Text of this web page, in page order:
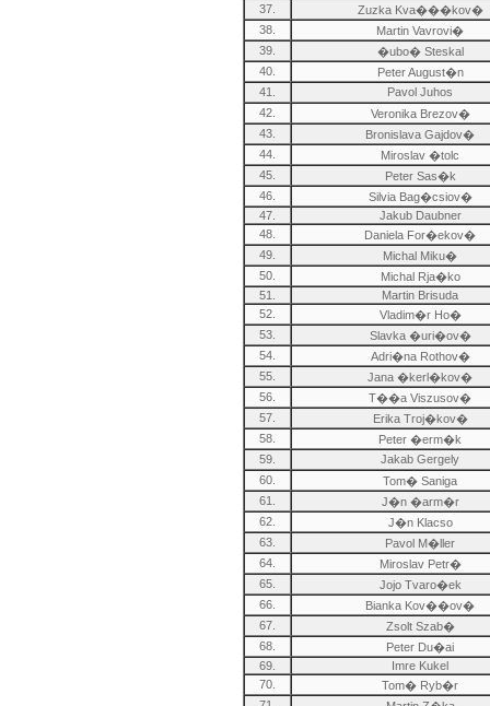
37.
Zuzka Kva���kov�
38.
Martin Vavrovi�
39.
�ubo� Steskal
40.
Peter August�n
41.
Pavol Juhos
42.
Veronika Brezov�
43.
Bronislava Gajdov�
44.
Miroslav �tolc
45.
Peter Sas�k
46.
Silvia Bag�csiov�
47.
Jakub Daubner
48.
Daniela For�ekov�
49.
Michal Miku�
50.
Michal Rja�ko
51.
Martin Brisuda
52.
Vladim�r Ho�
53.
Slavka �uri�ov�
54.
Adri�na Rothov�
55.
Jana �kerl�kov�
56.
T��a Viszusov�
57.
Erika Troj�kov�
58.
Peter �erm�k
59.
Jakab Gergely
60.
Tom� Saniga
61.
J�n �arm�r
62.
J�n Klacso
63.
Pavol M�ller
64.
Miroslav Petr�
65.
Jojo Tvaro�ek
66.
Bianka Kov��ov�
67.
Zsolt Szab�
68.
Peter Du�ai
69.
Imre Kukel
70.
Tom� Ryb�r